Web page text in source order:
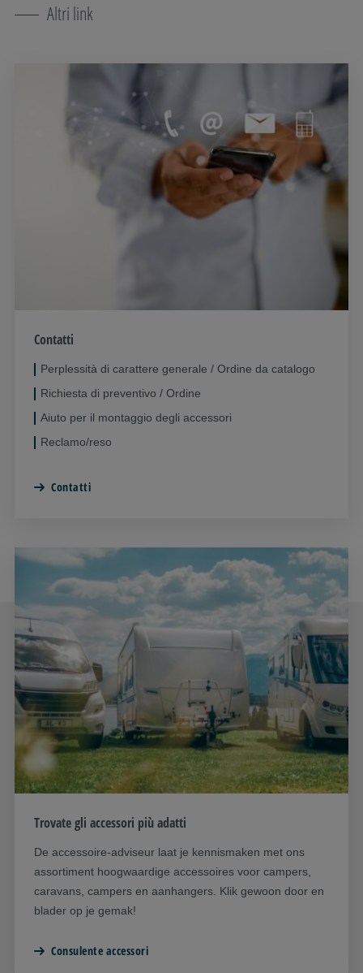
Altri link
Contatti
Perplessità di carattere generale / Ordine da catalogo
Richiesta di preventivo / Ordine
Aiuto per il montaggio degli accessori
Reclamo/reso
Contatti
Trovate gli accessori più adatti
De accessoire-adviseur laat je kennismaken met ons
assortiment hoogwaardige accessoires voor campers,
caravans, campers en aanhangers. Klik gewoon door en
blader op je gemak!
Consulente accessori